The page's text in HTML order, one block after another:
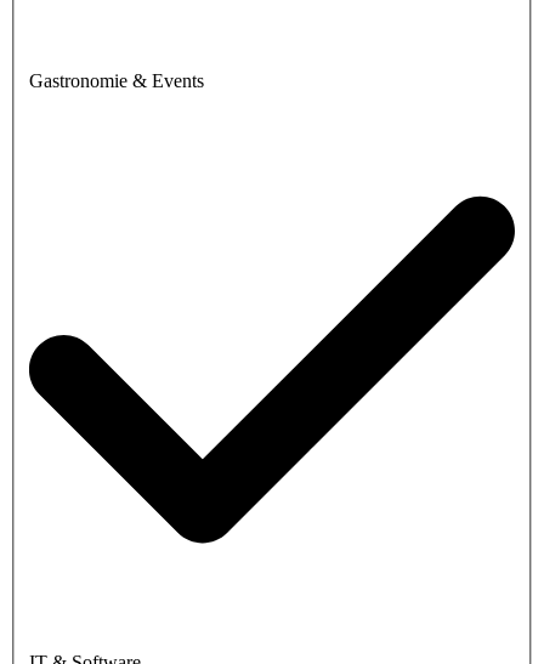
Gastronomie & Events